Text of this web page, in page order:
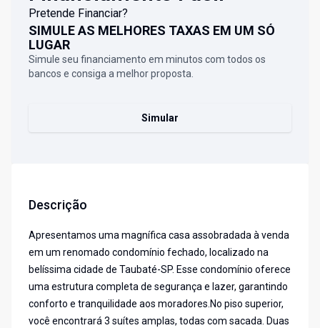
Pretende Financiar?
SIMULE AS MELHORES TAXAS EM UM SÓ
LUGAR
Simule seu financiamento em minutos com todos os
bancos e consiga a melhor proposta.
Simular
Descrição
Apresentamos uma magnífica casa assobradada à venda
em um renomado condomínio fechado, localizado na
belíssima cidade de Taubaté-SP. Esse condomínio oferece
uma estrutura completa de segurança e lazer, garantindo
conforto e tranquilidade aos moradores.No piso superior,
você encontrará 3 suítes amplas, todas com sacada. Duas